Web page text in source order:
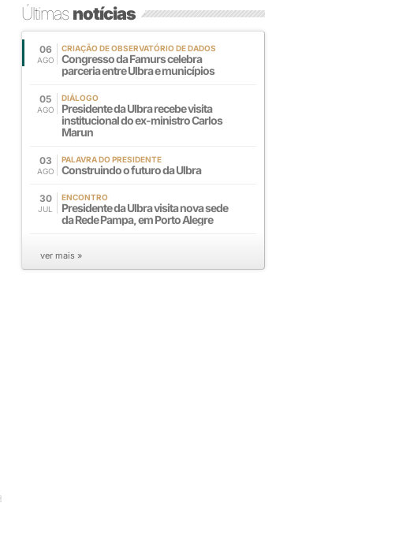
Últimasnotícias
06
AGO
CRIAÇÃO DE OBSERVATÓRIO DE DADOS
Congresso da Famurs celebra
parceria entre Ulbra e municípios
05
AGO
DIÁLOGO
Presidente da Ulbra recebe visita
institucional do ex-ministro Carlos
Marun
03
AGO
PALAVRA DO PRESIDENTE
Construindo o futuro da Ulbra
30
JUL
ENCONTRO
Presidente da Ulbra visita nova sede
da Rede Pampa, em Porto Alegre
ver mais »